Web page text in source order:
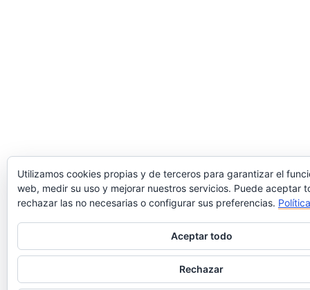
Utilizamos cookies propias y de terceros para garantizar el
web, medir su uso y mejorar nuestros servicios. Puede aceptar
rechazar las no necesarias o configurar sus preferencias.
Aceptar todo
Rechazar